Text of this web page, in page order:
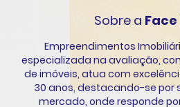
Sobre a
Empreendimentos
especializada na avaliação,
de imóveis, atua com
30 anos, destacando-se por
mercado, onde responde